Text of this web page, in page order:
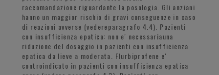
raccomandazione riguardante la posologia. Gli anziani
hanno un maggior rischio di gravi conseguenze in caso
di reazioni avverse (vedereparagrafo 4.4). Pazienti
con insufficienza epatica: non e' necessariauna
riduzione del dosaggio in pazienti con insufficienza
epatica da lieve a moderata. Flurbiprofene e'
controindicato in pazienti con insufficienza epatica